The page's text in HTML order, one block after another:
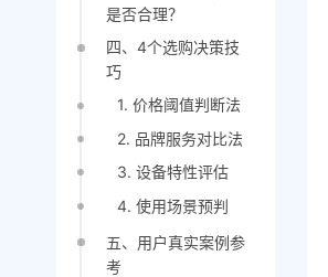
是否合理？
四、4个选购决策技
巧
1. 价格阈值判断法
2. 品牌服务对比法
3. 设备特性评估
4. 使用场景预判
五、用户真实案例参
考